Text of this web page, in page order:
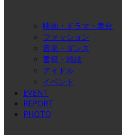
映画・ドラマ・舞台
ファッション
音楽・ダンス
書籍・雑誌
アイドル
イベント
EVENT
REPORT
PHOTO